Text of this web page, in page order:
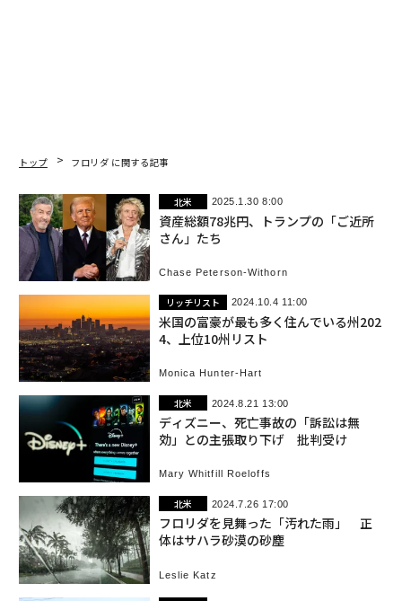
トップ フロリダ に関する記事
北米 2025.1.30 8:00
資産総額78兆円、トランプの「ご近所
さん」たち
Chase Peterson-Withorn
リッチリスト 2024.10.4 11:00
米国の富豪が最も多く住んでいる州202
4、上位10州リスト
Monica Hunter-Hart
北米 2024.8.21 13:00
ディズニー、死亡事故の「訴訟は無
効」との主張取り下げ 批判受け
Mary Whitfill Roeloffs
北米 2024.7.26 17:00
フロリダを見舞った「汚れた雨」 正
体はサハラ砂漠の砂塵
Leslie Katz